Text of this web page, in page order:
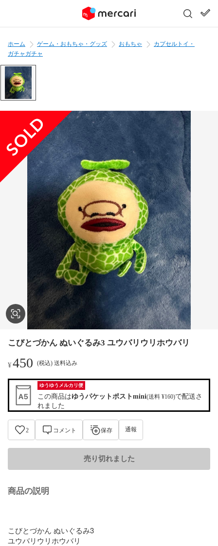
ホーム ゲーム・おもちゃ・グッズ おもちゃ
カプセルトイ・
ガチャガチャ
こびとづかん ぬいぐるみ3 ユウバリウリホウバリ
¥450 (税込) 送料込み
ゆうゆうメルカリ便
この商品はゆうパケットポストmini(送料 ¥160)で配送さ
れました
2 コメント 保存 通報
売り切れました
商品の説明
こびとづかん ぬいぐるみ3
ユウバリウリホウバリ